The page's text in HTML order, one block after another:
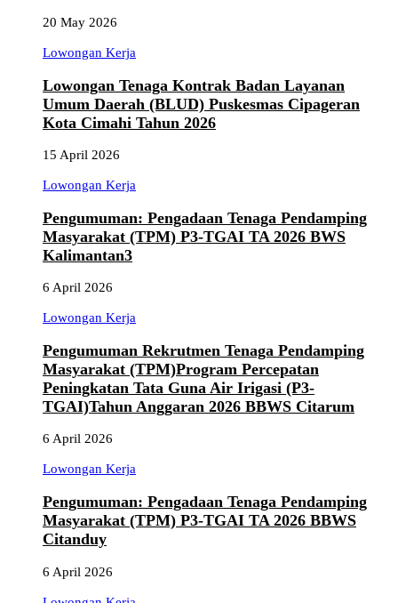
20 May 2026
Lowongan Kerja
Lowongan Tenaga Kontrak Badan Layanan
Umum Daerah (BLUD) Puskesmas Cipageran
Kota Cimahi Tahun 2026
15 April 2026
Lowongan Kerja
Pengumuman: Pengadaan Tenaga Pendamping
Masyarakat (TPM) P3-TGAI TA 2026 BWS
Kalimantan3
6 April 2026
Lowongan Kerja
Pengumuman Rekrutmen Tenaga Pendamping
Masyarakat (TPM)Program Percepatan
Peningkatan Tata Guna Air Irigasi (P3-
TGAI)Tahun Anggaran 2026 BBWS Citarum
6 April 2026
Lowongan Kerja
Pengumuman: Pengadaan Tenaga Pendamping
Masyarakat (TPM) P3-TGAI TA 2026 BBWS
Citanduy
6 April 2026